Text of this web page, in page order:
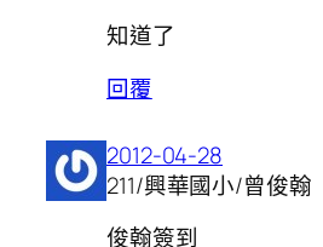
知道了
回覆
2012-04-28
211/興華國小/曾俊翰
俊翰簽到